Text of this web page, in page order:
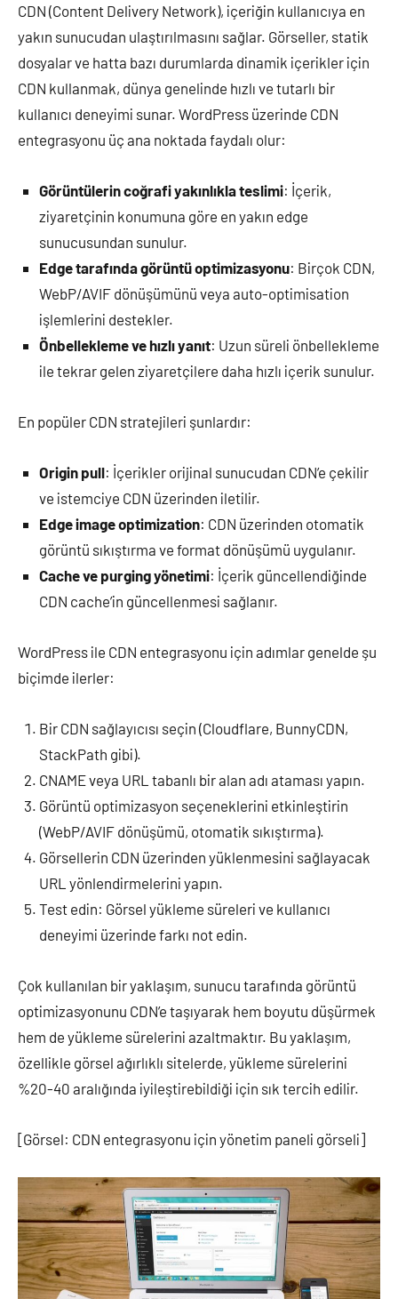
CDN (Content Delivery Network), içeriğin kullanıcıya en
yakın sunucudan ulaştırılmasını sağlar. Görseller, statik
dosyalar ve hatta bazı durumlarda dinamik içerikler için
CDN kullanmak, dünya genelinde hızlı ve tutarlı bir
kullanıcı deneyimi sunar. WordPress üzerinde CDN
entegrasyonu üç ana noktada faydalı olur:
Görüntülerin coğrafi yakınlıkla teslimi: İçerik,
ziyaretçinin konumuna göre en yakın edge
sunucusundan sunulur.
Edge tarafında görüntü optimizasyonu: Birçok CDN,
WebP/AVIF dönüşümünü veya auto-optimisation
işlemlerini destekler.
Önbellekleme ve hızlı yanıt: Uzun süreli önbellekleme
ile tekrar gelen ziyaretçilere daha hızlı içerik sunulur.
En popüler CDN stratejileri şunlardır:
Origin pull: İçerikler orijinal sunucudan CDN’e çekilir
ve istemciye CDN üzerinden iletilir.
Edge image optimization: CDN üzerinden otomatik
görüntü sıkıştırma ve format dönüşümü uygulanır.
Cache ve purging yönetimi: İçerik güncellendiğinde
CDN cache’in güncellenmesi sağlanır.
WordPress ile CDN entegrasyonu için adımlar genelde şu
biçimde ilerler:
Bir CDN sağlayıcısı seçin (Cloudflare, BunnyCDN,
StackPath gibi).
CNAME veya URL tabanlı bir alan adı ataması yapın.
Görüntü optimizasyon seçeneklerini etkinleştirin
(WebP/AVIF dönüşümü, otomatik sıkıştırma).
Görsellerin CDN üzerinden yüklenmesini sağlayacak
URL yönlendirmelerini yapın.
Test edin: Görsel yükleme süreleri ve kullanıcı
deneyimi üzerinde farkı not edin.
Çok kullanılan bir yaklaşım, sunucu tarafında görüntü
optimizasyonunu CDN’e taşıyarak hem boyutu düşürmek
hem de yükleme sürelerini azaltmaktır. Bu yaklaşım,
özellikle görsel ağırlıklı sitelerde, yükleme sürelerini
%20-40 aralığında iyileştirebildiği için sık tercih edilir.
[Görsel: CDN entegrasyonu için yönetim paneli görseli]